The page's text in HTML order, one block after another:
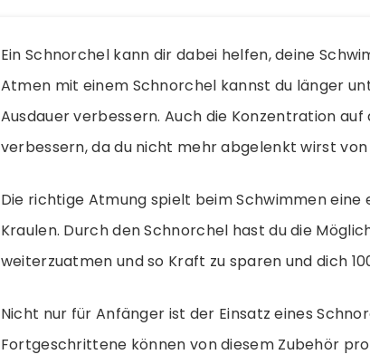
Ein Schnorchel kann dir dabei helfen, deine
Atmen mit einem Schnorchel kannst du länger
Ausdauer verbessern. Auch die Konzentration
verbessern, da du nicht mehr abgelenkt wirst von
Die richtige Atmung spielt beim Schwimmen
Kraulen. Durch den Schnorchel hast du die
weiterzuatmen und so Kraft zu sparen und dich
Nicht nur für Anfänger ist der Einsatz eines
Fortgeschrittene können von diesem Zubehör